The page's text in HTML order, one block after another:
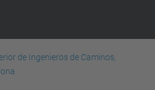
de Ingenieros de Caminos,